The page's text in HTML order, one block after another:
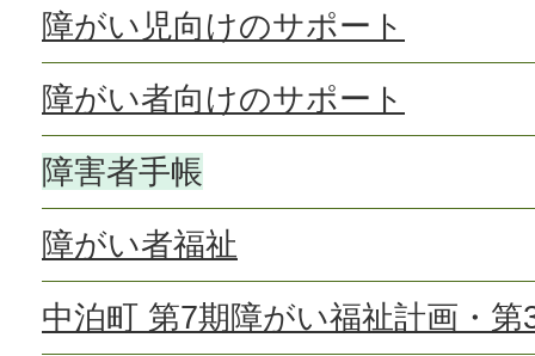
障がい児向けのサポート
障がい者向けのサポート
障害者手帳
障がい者福祉
中泊町 第7期障がい福祉計画・